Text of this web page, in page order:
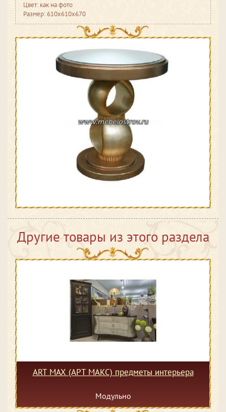
Цвет: как на фото
Размер: 610x610x670
Другие товары из этого раздела
ART MAX (АРТ МАКС) предметы интерьера
Модульно